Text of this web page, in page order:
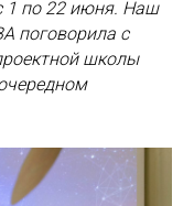
1 по 22 июня. Наш
поговорила с
школы